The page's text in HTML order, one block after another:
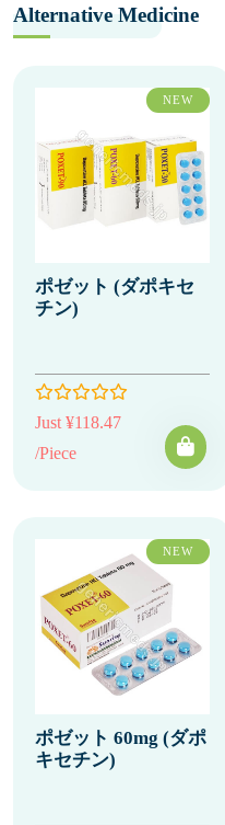
Alternative Medicine
NEW
ポゼット (ダポキセ
チン)
Just ¥118.47
/Piece
NEW
ポゼット 60mg (ダポ
キセチン)